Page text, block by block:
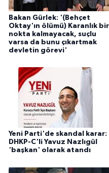
Bakan Gürlek: '(Behçet
Oktay'ın ölümü) Karanlık bir
nokta kalmayacak, suçlu
varsa da bunu çıkartmak
devletin görevi'
Yeni Parti'de skandal karar:
DHKP-C'li Yavuz Nazlıgül
'başkan' olarak atandı